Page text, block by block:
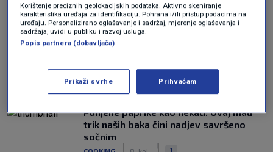
NAJČITANIJE
Punjene paprike kao nekad: Ovaj mali
trik naših baka čini nadjev savršeno
sočnim
1
Korištenje preciznih geolokacijskih podataka. Aktivno skeniranje
karakteristika uređaja za identifikaciju. Pohrana i/ili pristup podacima na
uređaju. Personalizirano oglašavanje i sadržaj, mjerenje oglašavanja i
sadržaja, uvidi u publiku i razvoj usluga.
Popis partnera (dobavljača)
Prikaži svrhe Prihvaćam